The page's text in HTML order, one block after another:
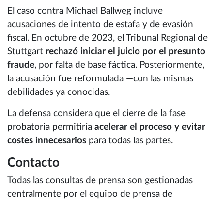
El caso contra Michael Ballweg incluye
acusaciones de intento de estafa y de evasión
fiscal. En octubre de 2023, el Tribunal Regional de
Stuttgart rechazó iniciar el juicio por el presunto
fraude, por falta de base fáctica. Posteriormente,
la acusación fue reformulada —con las mismas
debilidades ya conocidas.
La defensa considera que el cierre de la fase
probatoria permitiría acelerar el proceso y evitar
costes innecesarios para todas las partes.
Contacto
Todas las consultas de prensa son gestionadas
centralmente por el equipo de prensa de